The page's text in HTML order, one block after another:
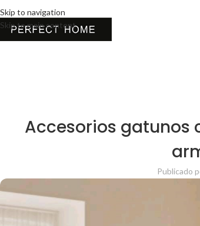
Skip to navigation
Skip to main content
Accesorios gatunos
Publicado